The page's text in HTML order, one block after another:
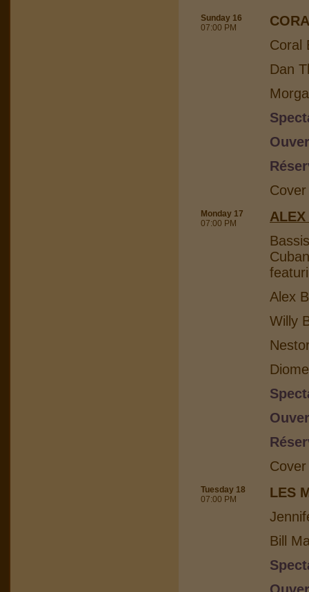
Sunday 16
07:00 PM
Coral
Dan
Monday 17
07:00 PM
Alex
Willy
Tuesday 18
07:00 PM
LES
Bill